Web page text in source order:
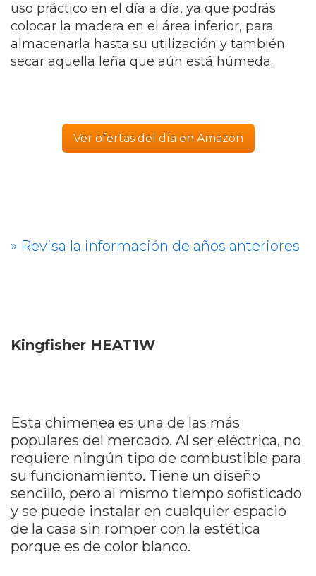
uso práctico en el día a día, ya que podrás
colocar la madera en el área inferior, para
almacenarla hasta su utilización y también
secar aquella leña que aún está húmeda.
Ver ofertas del día en Amazon
» Revisa la información de años anteriores
Kingfisher HEAT1W
Esta chimenea es una de las más
populares del mercado. Al ser eléctrica, no
requiere ningún tipo de combustible para
su funcionamiento. Tiene un diseño
sencillo, pero al mismo tiempo sofisticado
y se puede instalar en cualquier espacio
de la casa sin romper con la estética
porque es de color blanco.